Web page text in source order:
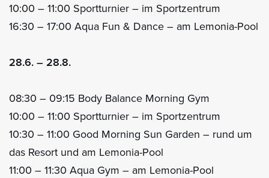
10:00 – 11:00 Sportturnier – im Sportzentrum
16:30 – 17:00 Aqua Fun & Dance – am Lemonia-Pool
28.6. – 28.8.
08:30 – 09:15 Body Balance Morning Gym
10:00 – 11:00 Sportturnier – im Sportzentrum
10:30 – 11:00 Good Morning Sun Garden – rund um
das Resort und am Lemonia-Pool
11:00 – 11:30 Aqua Gym – am Lemonia-Pool